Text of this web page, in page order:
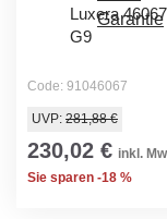
Luxera
G9
Code: 91046067
UVP: 281,88 €
230,02 € inkl.
Sie sparen -18 %